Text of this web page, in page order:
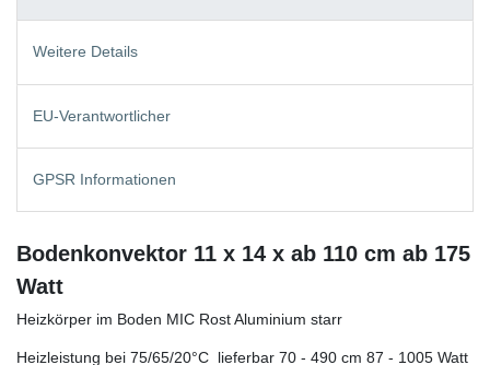
Weitere Details
EU-Verantwortlicher
GPSR Informationen
Bodenkonvektor 11 x 14 x ab 110 cm ab 175
Watt
Heizkörper im Boden MIC Rost Aluminium starr
Heizleistung bei 75/65/20°C lieferbar 70 - 490 cm 87 - 1005 Watt